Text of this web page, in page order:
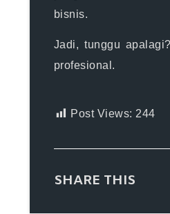
bisnis.
Jadi, tunggu
profesional.
Post Views: 244
SHARE THIS